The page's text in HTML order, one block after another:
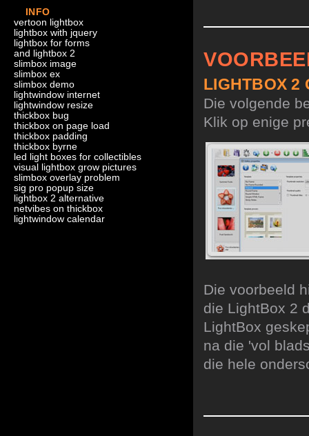
INFO
vertoon lightbox
lightbox with jquery
lightbox for forms
and lightbox 2
slimbox image
slimbox ex
slimbox demo
lightwindow internet
lightwindow resize
thickbox bug
thickbox on page load
thickbox padding
thickbox byrne
led light boxes for collectibles
visual lightbox grow pictures
slimbox overlay problem
sig pro popup size
lightbox 2 alternative
netvibes on thickbox
lightwindow calendar
LIGHTBOX 2
Die volgende
Klik op enige
Die voorbeeld
die LightBox 2
LightBox
na die 'vol
die hele